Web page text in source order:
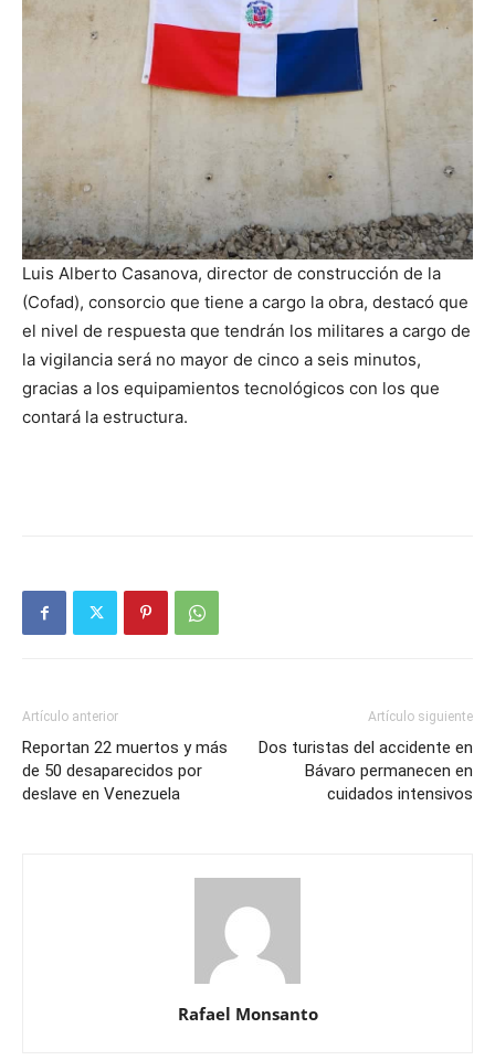
Luis Alberto Casanova, director de construcción de la
(Cofad), consorcio que tiene a cargo la obra, destacó que
el nivel de respuesta que tendrán los militares a cargo de
la vigilancia será no mayor de cinco a seis minutos,
gracias a los equipamientos tecnológicos con los que
contará la estructura.
Artículo anterior
Reportan 22 muertos y más
de 50 desaparecidos por
deslave en Venezuela
Artículo siguiente
Dos turistas del accidente en
Bávaro permanecen en
cuidados intensivos
Rafael Monsanto